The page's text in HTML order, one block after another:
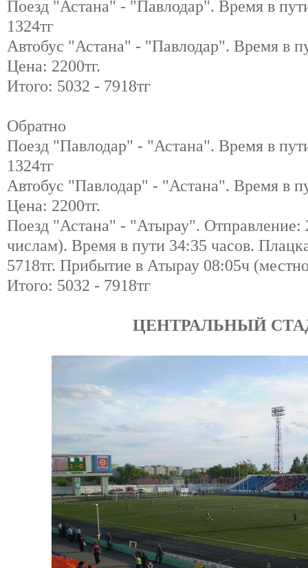
Поезд "Астана" - "Павлодар". Время в
1324тг
Автобус "Астана" - "Павлодар". Время в
Цена: 2200тг.
Итого: 5032 - 7918тг
Обратно
Поезд "Павлодар" - "Астана". Время в
1324тг
Автобус "Павлодар" - "Астана". Время в
Цена: 2200тг.
Поезд "Астана" - "Атырау". Отправление:
числам). Время в пути 34:35 часов.
5718тг. Прибытие в Атырау 08:05ч
Итого: 5032 - 7918тг
ЦЕНТРАЛЬНЫЙ